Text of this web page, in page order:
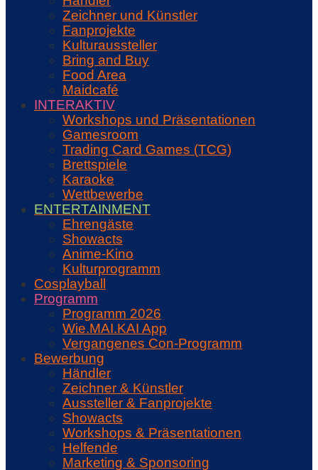
Zeichner und Künstler
Fanprojekte
Kulturaussteller
Bring and Buy
Food Area
Maidcafé
INTERAKTIV
Workshops und Präsentationen
Gamesroom
Trading Card Games (TCG)
Brettspiele
Karaoke
Wettbewerbe
ENTERTAINMENT
Ehrengäste
Showacts
Anime-Kino
Kulturprogramm
Cosplayball
Programm
Programm 2026
Wie.MAI.KAI App
Vergangenes Con-Programm
Bewerbung
Händler
Zeichner & Künstler
Aussteller & Fanprojekte
Showacts
Workshops & Präsentationen
Helfende
Marketing & Sponsoring